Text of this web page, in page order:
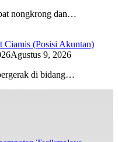
nongkrong dan…
Ciamis (Posisi Akuntan)
Agustus 9, 2026
di bidang…